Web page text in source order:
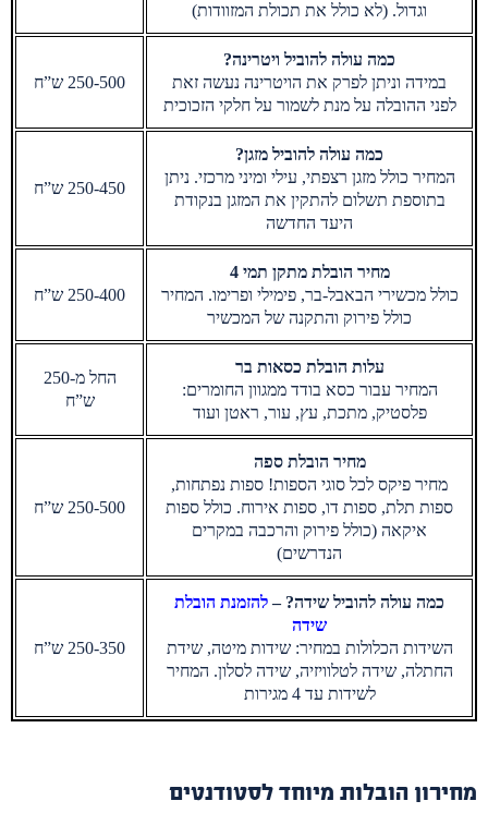
וגדול. (לא כולל את תכולת המזוודות)
כמה עולה להוביל ויטרינה?
במידה וניתן לפרק את הויטרינה נעשה זאת
לפני ההובלה על מנת לשמור על חלקי הזכוכית
250-500 ש”ח
כמה עולה להוביל מזגן?
המחיר כולל מזגן רצפתי, עילי ומיני מרכזי. ניתן
בתוספת תשלום להתקין את המזגן בנקודת
היעד החדשה
250-450 ש”ח
מחיר הובלת מתקן תמי 4
כולל מכשירי הבאבל-בר, פימילי ופרימו. המחיר
כולל פירוק והתקנה של המכשיר
250-400 ש”ח
עלות הובלת כסאות בר
המחיר עבור כסא בודד ממגוון החומרים:
פלסטיק, מתכת, עץ, עור, ראטן ועוד
החל מ-250
ש”ח
מחיר הובלת ספה
מחיר פיקס לכל סוגי הספות! ספות נפתחות,
ספות תלת, ספות דו, ספות אירוח. כולל ספות
איקאה (כולל פירוק והרכבה במקרים
הנדרשים)
250-500 ש”ח
כמה עולה להוביל שידה? –להזמנת הובלת
שידה
השידות הכלולות במחיר: שידות מיטה, שידת
החתלה, שידה לטלוויזיה, שידה לסלון. המחיר
לשידות עד 4 מגירות
250-350 ש”ח
מחירון הובלות מיוחד לסטודנטים